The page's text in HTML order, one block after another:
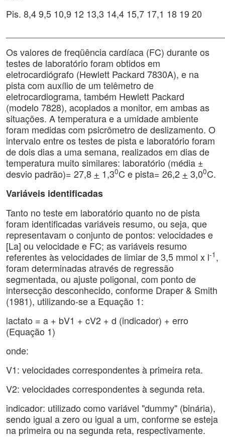
Pis. 8,4 9,5 10,9 12 13,3 14,4 15,7 17,1 18 19 20
Os valores de freqüência cardíaca (FC) durante os
testes de laboratório foram obtidos em
eletrocardiógrafo (Hewlett Packard 7830A), e na
pista com auxílio de um telêmetro de
eletrocardiograma, também Hewlett Packard
(modelo 7828), acoplados a monitor, em ambas as
situações. A temperatura e a umidade ambiente
foram medidas com psicrômetro de deslizamento. O
intervalo entre os testes de pista e laboratório foram
de dois dias a uma semana, realizados em dias de
temperatura muito similares: laboratório (média ±
desvio padrão)= 27,8 + 1,30C e pista= 26,2 + 3,00C.
Variáveis identificadas
Tanto no teste em laboratório quanto no de pista
foram identificadas variáveis resumo, ou seja, que
representavam o conjunto de pontos: velocidades e
[La] ou velocidade e FC; as variáveis resumo
referentes às velocidades de limiar de 3,5 mmol x l-1 ,
foram determinadas através de regressão
segmentada, ou ajuste poligonal, com ponto de
intersecção desconhecido, conforme Draper & Smith
(1981), utilizando-se a Equação 1:
lactato = a + bV1 + cV2 + d (indicador) + erro
(Equação 1)
onde:
V1: velocidades correspondentes à primeira reta.
V2: velocidades correspondentes à segunda reta.
indicador: utilizado como variável "dummy" (binária),
sendo igual a zero ou igual a um, conforme se esteja
na primeira ou na segunda reta, respectivamente.